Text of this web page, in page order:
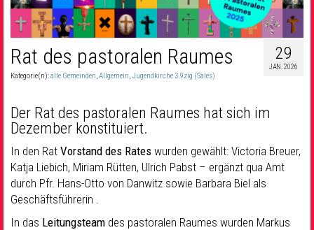
Sakramente & Feste
Gemeinschaft & Soziales
Musik & Kultur
29
JAN. 2026
Rat des pastoralen Raumes
Kategorie(n):alle Gemeinden Allgemein Jugendkirche 3.9zig (Sales)
Der Rat des pastoralen Raumes hat sich im
Dezember konstituiert.
In den Rat Vorstand des Rates wurden gewählt: Victoria Breuer,
Katja Liebich, Miriam Rütten, Ulrich Pabst – ergänzt qua Amt
durch Pfr. Hans-Otto von Danwitz sowie Barbara Biel als
Geschäftsführerin .
In das Leitungsteam des pastoralen Raumes wurden Markus